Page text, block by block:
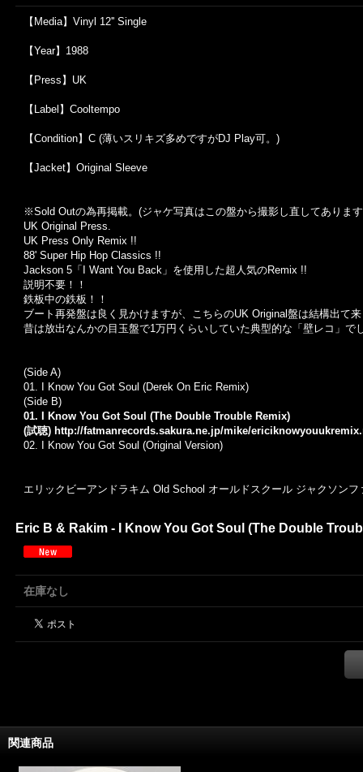
【Media】Vinyl 12'' Single
【Year】1988
【Press】UK
【Label】Cooltempo
【Condition】C (薄いスリキズ多めですがDJ Play可。)
【Jacket】Original Sleeve
※Sold Outの為再掲載。 (ジャケ写真はこの盤から撮影し直してありま
UK Original Press.
UK Press Only Remix !!
88' Super Hip Hop Classics !!
Jackson 5「I Want You Back」を使用した超人気のRemix !!
説明不要！！
鉄板中の鉄板！！
ブート再発盤は良く見かけますが、こちらのUK Original盤は結構出て
昔は放出なんかの目玉盤で1万円くらいしていた典型的な「壁レコ」で
(Side A)
01. I Know You Got Soul (Derek On Eric Remix)
(Side B)
01. I Know You Got Soul (The Double Trouble Remix)
(試聴) http://fatmanrecords.sakura.ne.jp/mike/
02. I Know You Got Soul (Original Version)
エリックビーアンドラキム Old School オールドスクール ジャクソン
Eric B & Rakim - I Know You Got Soul (The Double
在庫なし
関連商品